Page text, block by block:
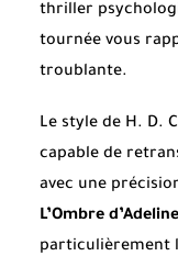
thriller
tournée vous
troublante.
Le style de H. D.
capable de
avec une
L’Ombre
particulièrement